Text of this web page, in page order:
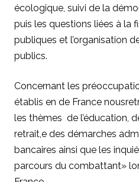
écologique, suivi de la
puis les questions liées à la
publiques et l’organisation
publics.
Concernant les
établis en de France
les thèmes de l’éducation,
retrait,e des démarches
bancaires ainsi que les
parcours du combattant»